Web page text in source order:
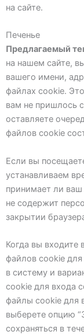
на сайте.
Печенье
Предлагаемый
на нашем сайте,
вашего имени,
файлах cookie.
вам не пришлось
оставляете
файлов cookie
Если вы
устанавливаем
принимает ли
не содержит
закрытии
Когда вы входите
файлов cookie
в систему и
cookie для входа
файлы cookie для
выберете опцию
сохраняться в